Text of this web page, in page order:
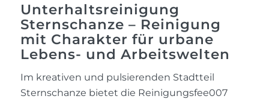
Unterhaltsreinigung
Sternschanze – Reinigung
mit Charakter für urbane
Lebens- und Arbeitswelten
Im kreativen und pulsierenden Stadtteil
Sternschanze bietet die Reinigungsfee007